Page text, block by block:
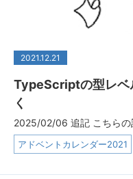
2021.12.21
TypeScriptの型レベ
く
2025/02/06 追記 こちら
アドベントカレンダー2021